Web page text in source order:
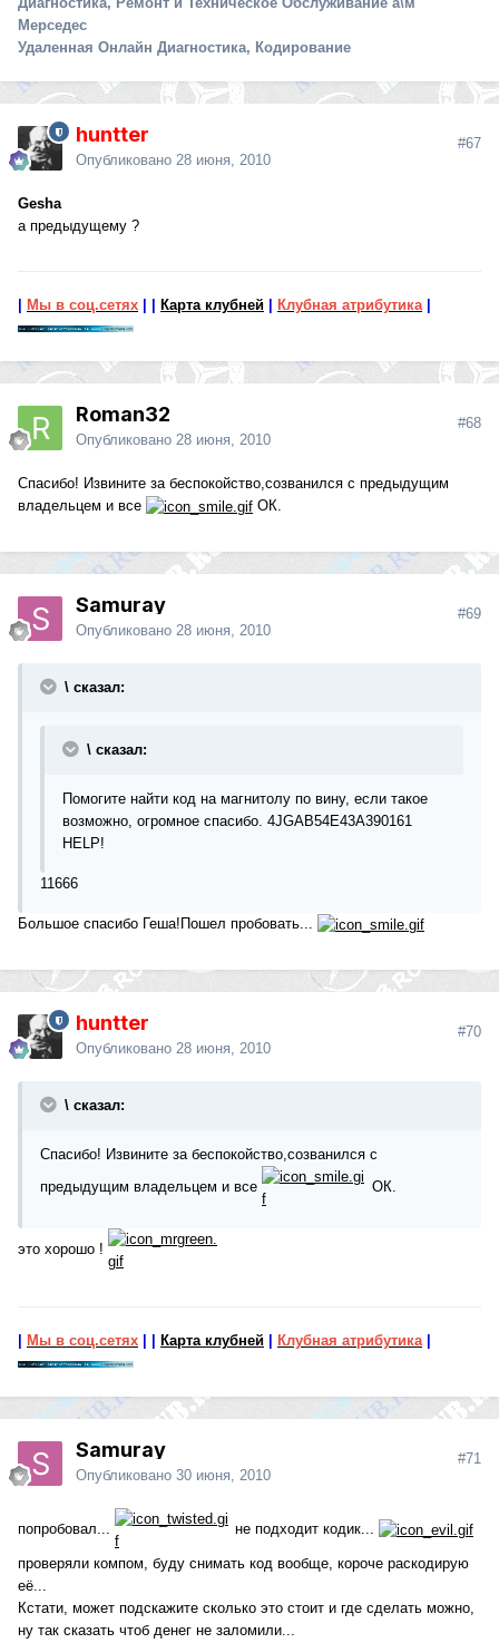
Мерседес
Удаленная Онлайн Диагностика, Кодирование
huntter
Опубликовано 28 июня, 2010
#67
Gesha
а предыдущему ?
Мы в соц.сетях Карта клубней Клубная атрибутика|
Roman32
Опубликовано 28 июня, 2010
#68
Спасибо! Извините за беспокойство,созванился с предыдущим
владельцем и все
ОК.
Samuray
Опубликовано 28 июня, 2010
#69
\ сказал:
\ сказал:
Помогите найти код на магнитолу по вину, если такое
возможно, огромное спасибо. 4JGAB54E43A390161
HELP!
11666
Большое спасибо Геша!Пошел пробовать...
huntter
Опубликовано 28 июня, 2010
#70
\ сказал:
Спасибо! Извините за беспокойство,созванился с
предыдущим владельцем и все
ОК.
это хорошо !
Мы в соц.сетях Карта клубней Клубная атрибутика|
Samuray
Опубликовано 30 июня, 2010
#71
попробовал... не подходит кодик...
проверяли компом, буду снимать код вообще, короче раскодирую
её...
Кстати, может подскажите сколько это стоит и где сделать можно,
ну так сказать чтоб денег не заломили...